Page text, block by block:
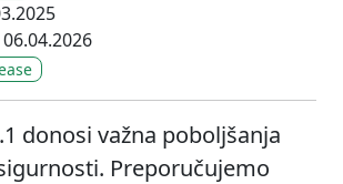
donosi važna poboljšanja
Preporučujemo